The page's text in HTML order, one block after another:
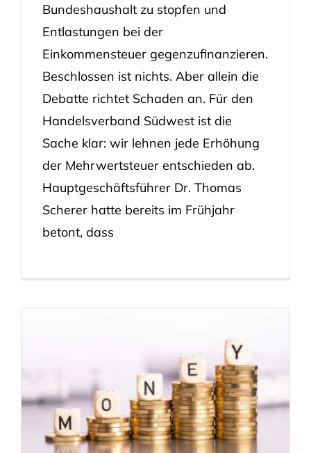
Bundeshaushalt zu stopfen und
Entlastungen bei der
Einkommensteuer gegenzufinanzieren.
Beschlossen ist nichts. Aber allein die
Debatte richtet Schaden an. Für den
Handelsverband Südwest ist die
Sache klar: wir lehnen jede Erhöhung
der Mehrwertsteuer entschieden ab.
Hauptgeschäftsführer Dr. Thomas
Scherer hatte bereits im Frühjahr
betont, dass